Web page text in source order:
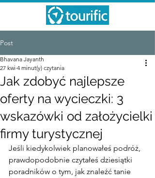
Post
Jak zdobyć najlepsze
oferty na wycieczki: 3
wskazówki od założycielki
firmy turystycznej
Bhavana Jayanth
27 kwi 4 minut(y) czytania
Jeśli kiedykolwiek planowałeś podróż,
prawdopodobnie czytałeś dziesiątki
poradników o tym, jak znaleźć tanie